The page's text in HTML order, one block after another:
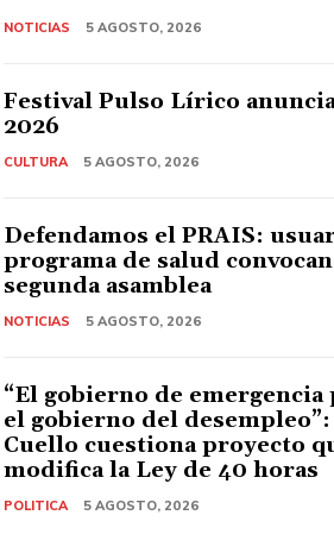
NOTICIAS 5 AGOSTO, 2026
Festival Pulso Lírico
2026
CULTURA 5 AGOSTO, 2026
Defendamos el PRAIS:
programa de salud
segunda asamblea
NOTICIAS 5 AGOSTO, 2026
“El gobierno de emergencia
el gobierno del
Cuello cuestiona proyecto
modifica la Ley de 40 horas
POLITICA 5 AGOSTO, 2026